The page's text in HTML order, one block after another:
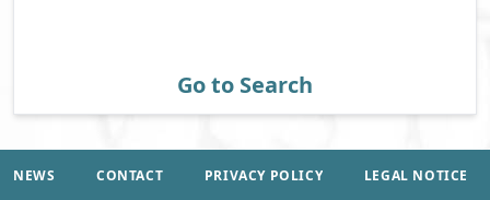
Go to Search
NEWS CONTACT PRIVACY POLICY
LEGAL NOTICE